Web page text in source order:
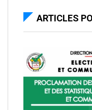
ARTICLES